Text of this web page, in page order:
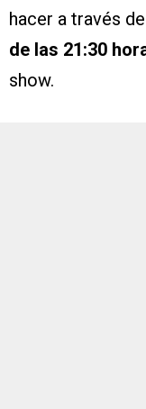
hacer a través
de las 21:30
show.